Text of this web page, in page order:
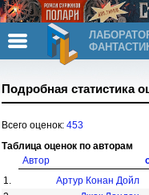
Подробная статистика
Всего оценок: 453
Таблица оценок по авторам
Автор
1.
Артур Конан Дойл